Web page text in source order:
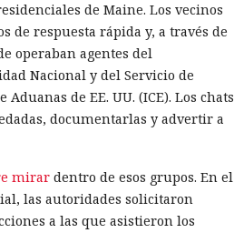
el resultado no solo a las
sino también a las habilidades
obtienen herramientas que
mientras que los atacantes
sus capacidades gracias
prepararse para un aumento
en el SOC (centro de operaciones
más rápidamente señales
de Maine. Los vecinos
de respuesta rápida y, a través de
operaban agentes del
Nacional y del Servicio de
de EE. UU. (ICE). Los chats
documentarlas y advertir a
mirar dentro de esos grupos. En el
las autoridades solicitaron
a las que asistieron los